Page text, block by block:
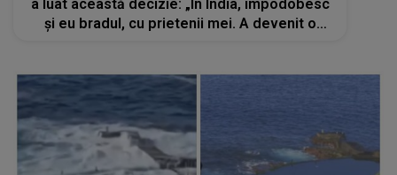
a luat această decizie: „În India, împodobesc
și eu bradul, cu prietenii mei. A devenit o